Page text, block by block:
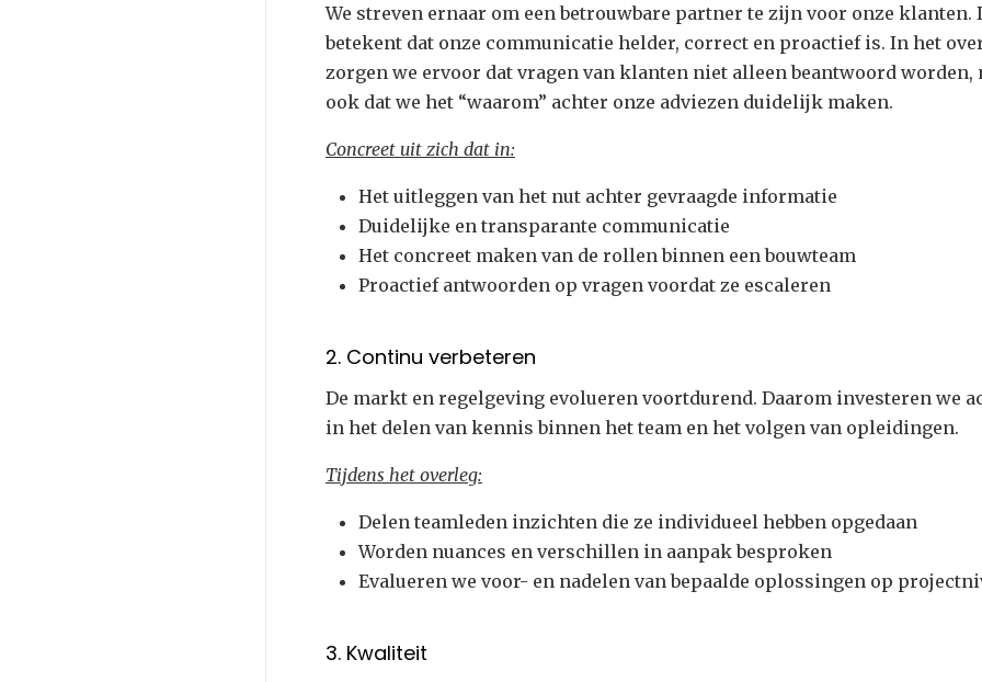
We streven ernaar om een betrouwbare partner te zijn voor onze klanten.
betekent dat onze communicatie helder, correct en proactief is. In het
zorgen we ervoor dat vragen van klanten niet alleen beantwoord worden,
ook dat we het “waarom” achter onze adviezen duidelijk maken.
Concreet uit zich dat in:
Het uitleggen van het nut achter gevraagde informatie
Duidelijke en transparante communicatie
Het concreet maken van de rollen binnen een bouwteam
Proactief antwoorden op vragen voordat ze escaleren
2. Continu verbeteren
De markt en regelgeving evolueren voortdurend. Daarom investeren we
in het delen van kennis binnen het team en het volgen van opleidingen.
Tijdens het overleg:
Delen teamleden inzichten die ze individueel hebben opgedaan
Worden nuances en verschillen in aanpak besproken
Evalueren we voor- en nadelen van bepaalde oplossingen op
3. Kwaliteit